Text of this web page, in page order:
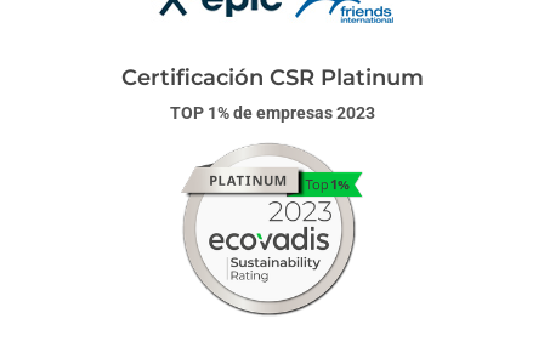
Certificación CSR Platinum
TOP 1% de empresas 2023